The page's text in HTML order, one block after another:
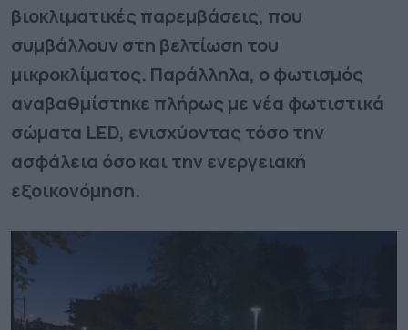
βιοκλιματικές παρεμβάσεις, που
συμβάλλουν στη βελτίωση του
μικροκλίματος. Παράλληλα, ο φωτισμός
αναβαθμίστηκε πλήρως με νέα φωτιστικά
σώματα LED, ενισχύοντας τόσο την
ασφάλεια όσο και την ενεργειακή
εξοικονόμηση.